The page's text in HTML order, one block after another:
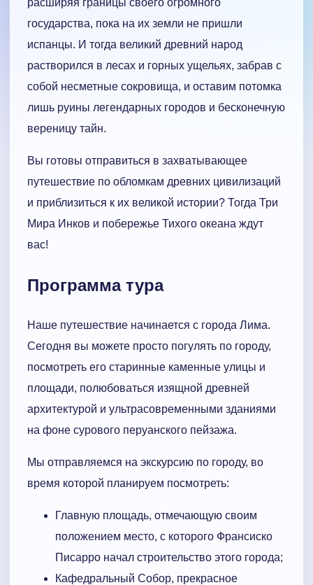
расширяя границы своего огромного
государства, пока на их земли не пришли
испанцы. И тогда великий древний народ
растворился в лесах и горных ущельях, забрав с
собой несметные сокровища, и оставим потомка
лишь руины легендарных городов и бесконечную
вереницу тайн.
Вы готовы отправиться в захватывающее
путешествие по обломкам древних цивилизаций
и приблизиться к их великой истории? Тогда Три
Мира Инков и побережье Тихого океана ждут
вас!
Программа тура
Наше путешествие начинается с города Лима.
Сегодня вы можете просто погулять по городу,
посмотреть его старинные каменные улицы и
площади, полюбоваться изящной древней
архитектурой и ультрасовременными зданиями
на фоне сурового перуанского пейзажа.
Мы отправляемся на экскурсию по городу, во
время которой планируем посмотреть:
Главную площадь, отмечающую своим
положением место, с которого Франсиско
Писарро начал строительство этого города;
Кафедральный Собор, прекрасное